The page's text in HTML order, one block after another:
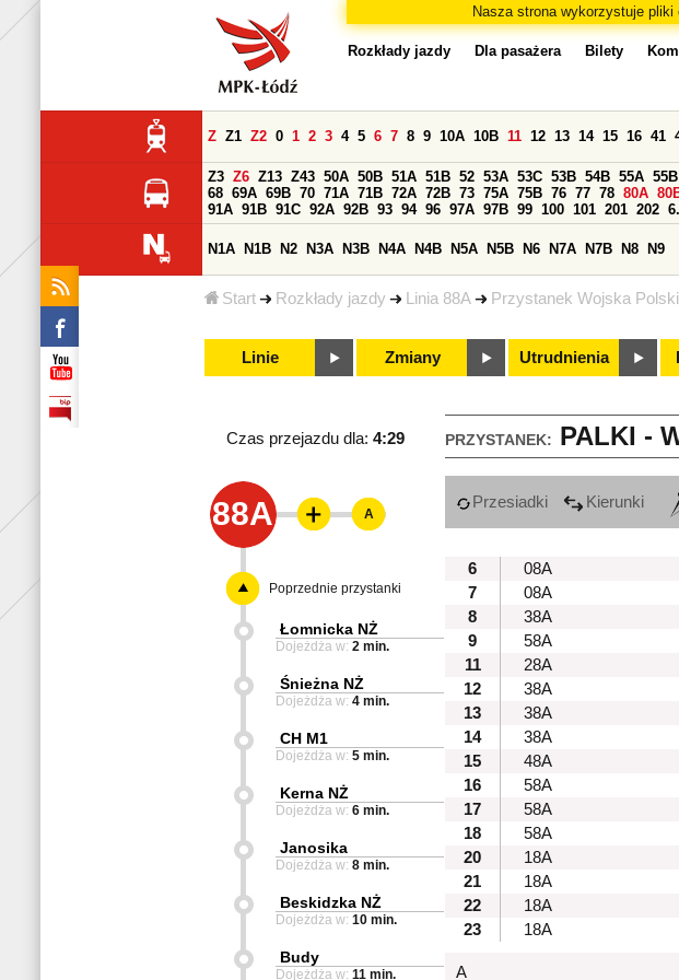
Nasza strona wykorzystuje
Start Rozkłady jazdy Linia 88A Przystanek Wojska
Rozkłady jazdy Dla pasażera Bilety
Z Z1 Z2 0 1 2 3 4 5 6 7 8 9 10A 10B 11 12 13 14 15 16 41
Z3 Z6 Z13 Z43 50A 50B 51A 51B 52 53A 53C 53B 54B 55A 55B
68 69A 69B 70 71A 71B 72A 72B 73 75A 75B 76 77 78 80A
91A 91B 91C 92A 92B 93 94 96 97A 97B 99 100 101 201 202 6.
N1A N1B N2 N3A N3B N4A N4B N5A N5B N6 N7A N7B N8 N9
Linie Zmiany Utrudnienia
PRZYSTANEK: PALKI -
Czas przejazdu dla: 4:29
88A Przesiadki Kierunki
6
08A
7
08A
8
38A
9
58A
11
28A
12
38A
13
38A
14
38A
15
48A
16
58A
17
58A
18
58A
20
18A
21
18A
22
18A
23
18A
A
A
Poprzednie przystanki
Łomnicka NŻ
Dojeżdża w: 2 min.
Śnieżna NŻ
Dojeżdża w: 4 min.
CH M1
Dojeżdża w: 5 min.
Kerna NŻ
Dojeżdża w: 6 min.
Janosika
Dojeżdża w: 8 min.
Beskidzka NŻ
Dojeżdża w: 10 min.
Budy
Dojeżdża w: 11 min.